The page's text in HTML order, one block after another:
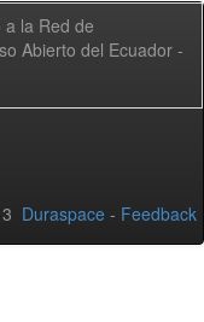
la Red de
Abierto del Ecuador -
Duraspace - Feedback